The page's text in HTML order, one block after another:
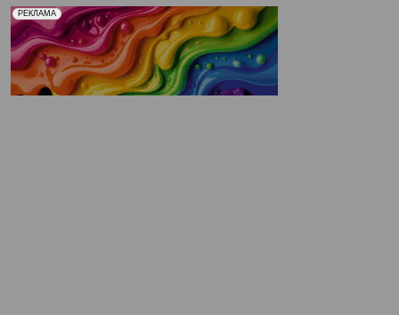
РЕКЛАМА
Реклама. Рекламодатель ООО "Передовые Системы
Печати" erid: 2SDnjd2d4Qz